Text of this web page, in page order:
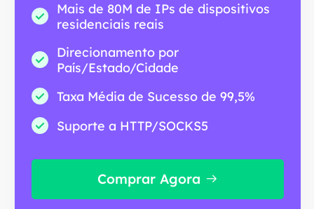
Mais de 80M de IPs de dispositivos
residenciais reais
Direcionamento por
País/Estado/Cidade
Taxa Média de Sucesso de 99,5%
Suporte a HTTP/SOCKS5
Comprar Agora